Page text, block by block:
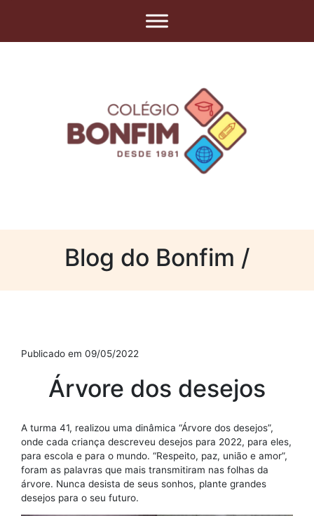
Blog do Bonfim /
Publicado em 09/05/2022
Árvore dos desejos
A turma 41, realizou uma dinâmica “Árvore dos desejos”,
onde cada criança descreveu desejos para 2022, para eles,
para escola e para o mundo. “Respeito, paz, união e amor”,
foram as palavras que mais transmitiram nas folhas da
árvore. Nunca desista de seus sonhos, plante grandes
desejos para o seu futuro.